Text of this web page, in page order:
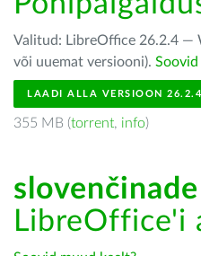
Valitud: LibreOffice 26.2.4 —
või uuemat versiooni). Soovid
LAADI ALLA VERSIOON 26.2.4
355 MB (torrent, info)
slovenčinade
LibreOffice'i